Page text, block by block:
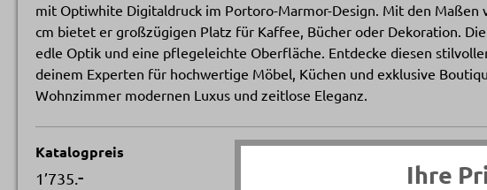
mit Optiwhite Digitaldruck im Portoro-Marmor-Design. Mit den Maßen
cm bietet er großzügigen Platz für Kaffee, Bücher oder Dekoration.
edle Optik und eine pflegeleichte Oberfläche. Entdecke diesen
deinem Experten für hochwertige Möbel, Küchen und exklusive
Wohnzimmer modernen Luxus und zeitlose Eleganz.
Katalogpreis
1’735.-
17774..
Ihre